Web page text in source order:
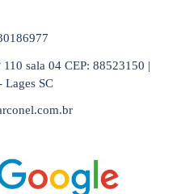
sala 04 CEP: 88523150 |
Lages SC